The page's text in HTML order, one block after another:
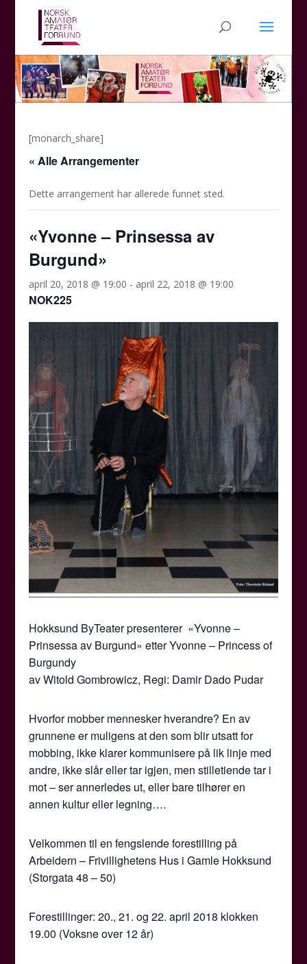
[monarch_share]
« Alle Arrangementer
Dette arrangement har allerede funnet sted.
«Yvonne – Prinsessa av
Burgund»
april 20, 2018 @ 19:00 - april 22, 2018 @ 19:00
NOK225
Hokksund ByTeater presenterer «Yvonne –
Prinsessa av Burgund» etter Yvonne – Princess of
Burgundy
av Witold Gombrowicz, Regi: Damir Dado Pudar
Hvorfor mobber mennesker hverandre? En av
grunnene er muligens at den som blir utsatt for
mobbing, ikke klarer kommunisere på lik linje med
andre, ikke slår eller tar igjen, men stilletiende tar i
mot – ser annerledes ut, eller bare tilhører en
annen kultur eller legning….
Velkommen til en fengslende forestilling på
Arbeidern – Frivillighetens Hus i Gamle Hokksund
(Storgata 48 – 50)
Forestillinger: 20., 21. og 22. april 2018 klokken
19.00 (Voksne over 12 år)